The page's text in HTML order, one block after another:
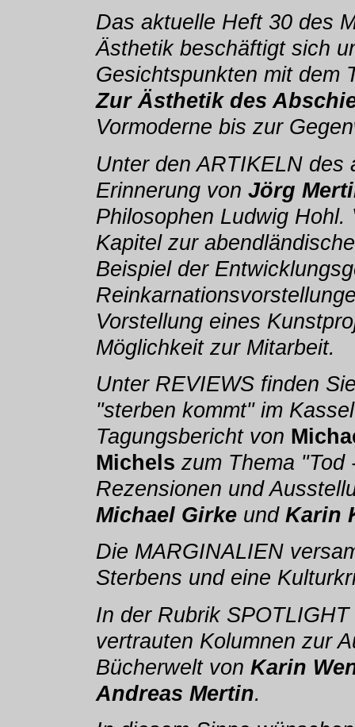
Das aktuelle Heft 30 des
Ästhetik beschäftigt sich
Gesichtspunkten mit dem
Zur Ästhetik des
Vormoderne bis zur
Unter den ARTIKELN
Erinnerung von Jörg
Philosophen Ludwig
Kapitel zur
Beispiel der
Vorstellung eines
Möglichkeit zur Mitarbeit.
Unter REVIEWS finden
"sterben kommt" im
Tagungsbericht von
Michels zum Thema "Tod
Rezensionen und
Michael Girkeund Karin
Die MARGINALIEN
Sterbens und eine
In der Rubrik
vertrauten Kolumnen zur
Bücherwelt von Karin
Andreas Mertin.